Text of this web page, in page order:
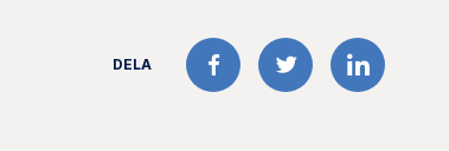
DELA
FACEBOOKTWITTERLINKEDIN